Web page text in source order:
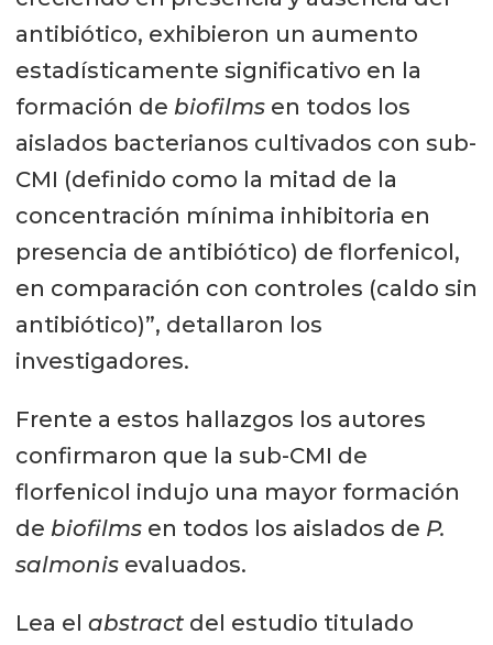
antibiótico, exhibieron un aumento
estadísticamente significativo en la
formación de biofilmsen todos los
aislados bacterianos cultivados con sub-
CMI (definido como la mitad de la
concentración mínima inhibitoria en
presencia de antibiótico) de florfenicol,
en comparación con controles (caldo sin
antibiótico)”, detallaron los
investigadores.
Frente a estos hallazgos los autores
confirmaron que la sub-CMI de
florfenicol indujo una mayor formación
de biofilmsen todos los aislados de P.
salmonisevaluados.
Lea el abstractdel estudio titulado